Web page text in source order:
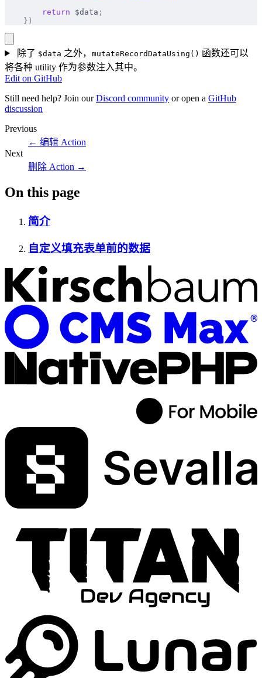
        return
$data ;
    })
除了 $data 之外， mutateRecordDataUsing() 函数还可以
将各种 utility 作为参数注入其中。
Edit on GitHub
Still need help? Join ourDiscord community or open a GitHub
discussion
Previous
← 编辑 Action
Next
删除 Action →
On this page
简介
自定义填充表单前的数据